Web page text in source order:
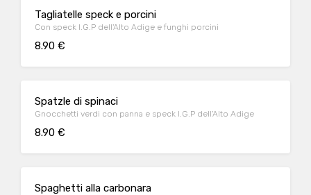
Tagliatelle speck e porcini
Con speck I.G.P dell'Alto Adige e funghi porcini
8.90 €
Spatzle di spinaci
Gnocchetti verdi con panna e speck I.G.P dell'Alto Adige
8.90 €
Spaghetti alla carbonara